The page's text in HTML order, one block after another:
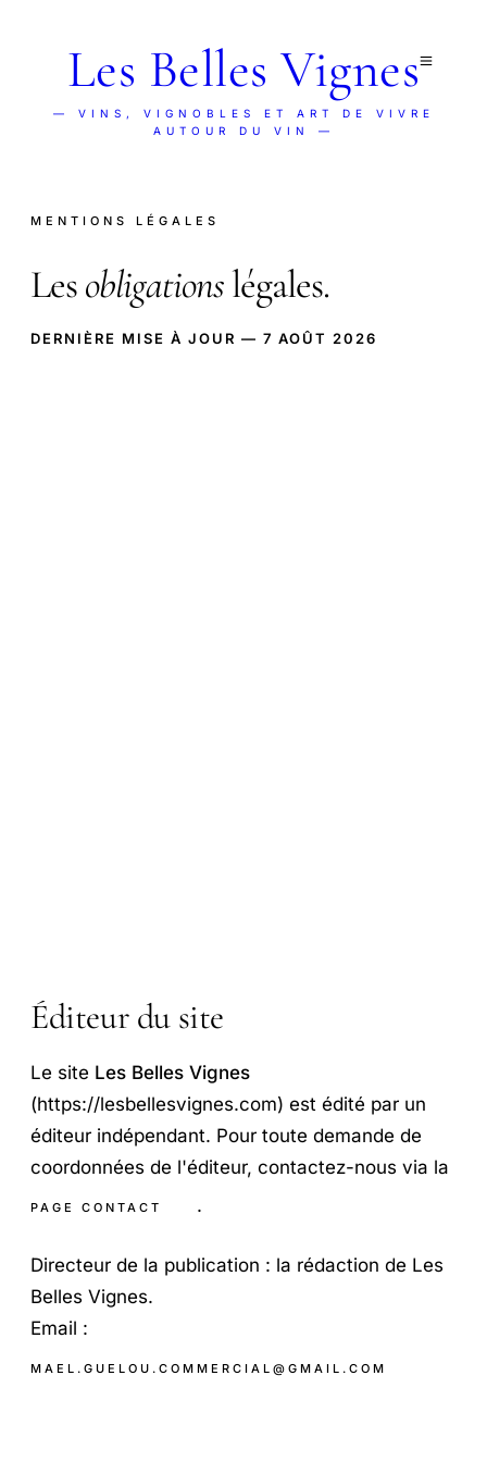
Les Belles Vignes
— VINS, VIGNOBLES ET ART DE VIVRE
AUTOUR DU VIN —
MENTIONS LÉGALES
Lesobligationslégales.
DERNIÈRE MISE À JOUR — 7 AOÛT 2026
Éditeur du site
Le site Les Belles Vignes
(https://lesbellesvignes.com) est édité par un
éditeur indépendant. Pour toute demande de
coordonnées de l'éditeur, contactez-nous via la
PAGE CONTACT .
Directeur de la publication : la rédaction de Les
Belles Vignes.
Email :
MAEL.GUELOU.COMMERCIAL@GMAIL.COM